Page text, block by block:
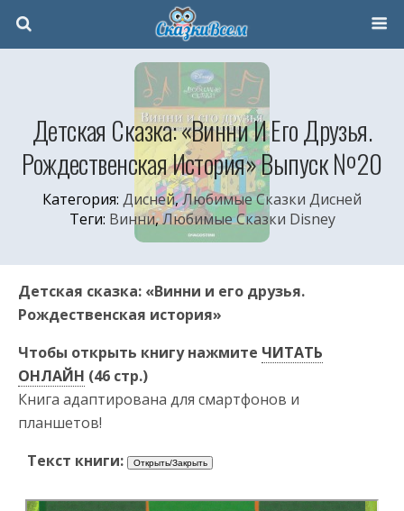
Детская Сказка: «Винни И Его Друзья.
Рождественская История» Выпуск №20
Категория: Дисней,Любимые Сказки Дисней
Теги: Винни,Любимые Сказки Disney
Детская сказка: «Винни и его друзья.
Рождественская история»
Чтобы открыть книгу нажмите ЧИТАТЬ
ОНЛАЙН (46 стр.)
Книга адаптирована для смартфонов и
планшетов!
Текст книги: